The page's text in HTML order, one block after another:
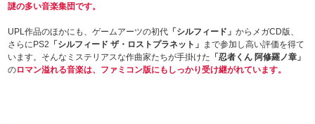
謎の多い音楽集団です。
UPL作品のほかにも、ゲームアーツの初代 「シルフィード」からメガCD版、
さらにPS2 「シルフィード ザ・ロストプラネット」 まで参加し高い評価を得て
います。そんなミステリアスな作曲家たちが手掛けた 「忍者くん 阿修羅ノ章」
のロマン溢れる音楽は、ファミコン版にもしっかり受け継がれています。